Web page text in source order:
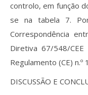
controlo, em função
se na tabela 7.
Correspondência
Diretiva 67/548/
Regulamento (CE)
DISCUSSÃO E